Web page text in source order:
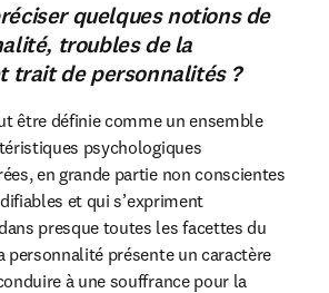
quelques notions de
troubles de la
trait de personnalités ?
être définie comme un ensemble
psychologiques
en grande partie non conscientes
et qui s’expriment
presque toutes les facettes du
personnalité présente un caractère
à une souffrance pour la